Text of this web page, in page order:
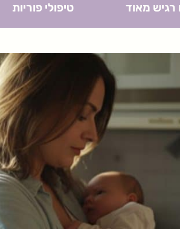
מאוד טיפולי פוריות